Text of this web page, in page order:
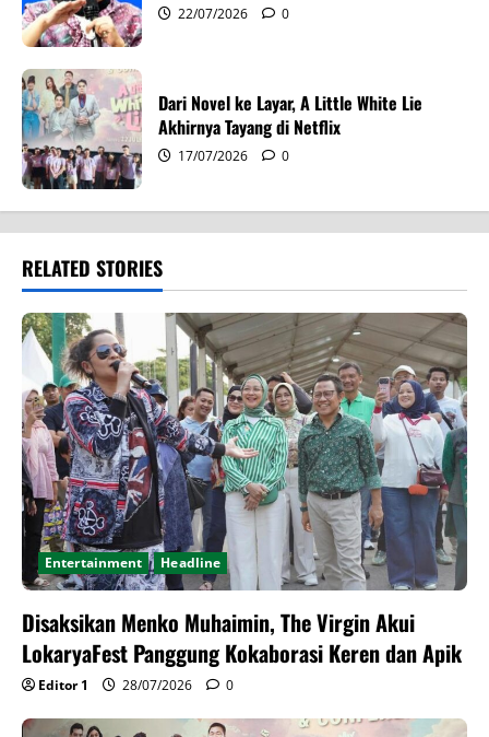
22/07/2026 0
Dari Novel ke Layar, A Little White Lie
Akhirnya Tayang di Netflix
17/07/2026 0
RELATED STORIES
Entertainment Headline
Disaksikan Menko Muhaimin, The Virgin Akui
LokaryaFest Panggung Kokaborasi Keren dan Apik
Editor 1 28/07/2026 0